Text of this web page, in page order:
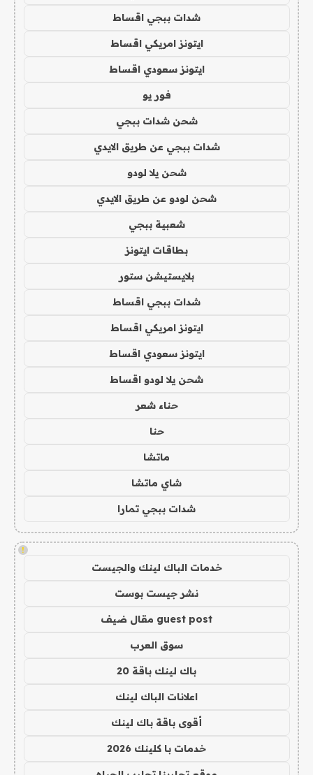
شدات ببجي اقساط
ايتونز امريكي اقساط
ايتونز سعودي اقساط
فور يو
شحن شدات ببجي
شدات ببجي عن طريق الايدي
شحن يلا لودو
شحن لودو عن طريق الايدي
شعبية ببجي
بطاقات ايتونز
بلايستيشن ستور
شدات ببجي اقساط
ايتونز امريكي اقساط
ايتونز سعودي اقساط
شحن يلا لودو اقساط
حناء شعر
حنا
ماتشا
شاي ماتشا
شدات ببجي تمارا
!
خدمات الباك لينك والجيست
نشر جيست بوست
guest post مقال ضيف
سوق العرب
باك لينك باقة 20
اعلانات الباك لينك
أقوى باقة باك لينك
خدمات با كلينك 2026